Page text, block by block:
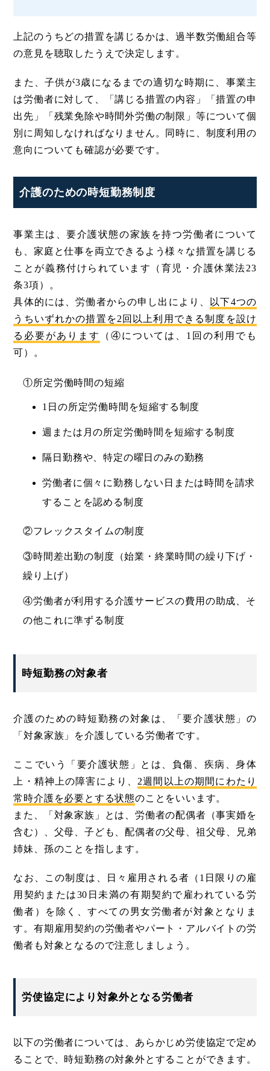
上記のうちどの措置を講じるかは、過半数労働組合等
の意見を聴取したうえで決定します。
また、子供が3歳になるまでの適切な時期に、事業主
は労働者に対して、「講じる措置の内容」「措置の申
出先」「残業免除や時間外労働の制限」等について個
別に周知しなければなりません。同時に、制度利用の
意向についても確認が必要です。
介護のための時短勤務制度
事業主は、要介護状態の家族を持つ労働者について
も、家庭と仕事を両立できるよう様々な措置を講じる
ことが義務付けられています（育児・介護休業法23
条3項）。
具体的には、労働者からの申し出により、
以下4つの
うちいずれかの措置を2回以上利用できる制度を設け
る必要があります
（④については、1回の利用でも
可）。
①所定労働時間の短縮
1日の所定労働時間を短縮する制度
週または月の所定労働時間を短縮する制度
隔日勤務や、特定の曜日のみの勤務
労働者に個々に勤務しない日または時間を請求
することを認める制度
②フレックスタイムの制度
③時間差出勤の制度（始業・終業時間の繰り下げ・
繰り上げ）
④労働者が利用する介護サービスの費用の助成、そ
の他これに準ずる制度
時短勤務の対象者
介護のための時短勤務の対象は、「要介護状態」の
「対象家族」を介護している労働者です。
ここでいう「要介護状態」とは、負傷、疾病、身体
上・精神上の障害により、 2週間以上の期間にわたり
常時介護を必要とする状態のことをいいます。
また、「対象家族」とは、労働者の配偶者（事実婚を
含む）、父母、子ども、配偶者の父母、祖父母、兄弟
姉妹、孫のことを指します。
なお、この制度は、日々雇用される者（1日限りの雇
用契約または30日未満の有期契約で雇われている労
働者）を除く、すべての男女労働者が対象となりま
す。有期雇用契約の労働者やパート・アルバイトの労
働者も対象となるので注意しましょう。
労使協定により対象外となる労働者
以下の労働者については、あらかじめ労使協定で定め
ることで、時短勤務の対象外とすることができます。